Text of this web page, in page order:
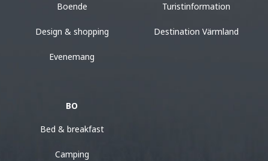
Boende
Design & shopping
Evenemang
Turistinformation
Destination Värmland
BO
Bed & breakfast
Camping